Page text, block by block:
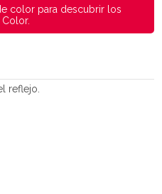
color para descubrir los
reflejo.